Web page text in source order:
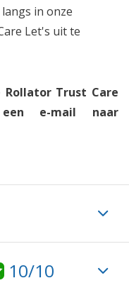
in onze
Let's uit te
Trust Care
e-mail naar
10/10